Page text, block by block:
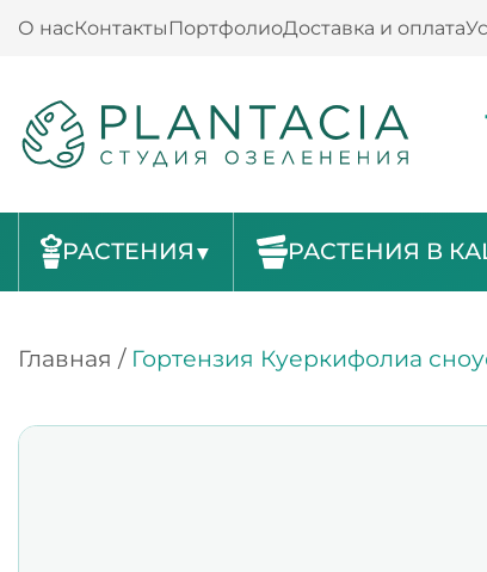
О насКонтакты ПортфолиоДоставка и оплата
РАСТЕНИЯ РАСТЕНИЯ В
Главная / Гортензия Куеркифолиа